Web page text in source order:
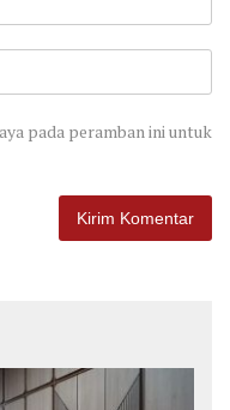
pada peramban ini untuk